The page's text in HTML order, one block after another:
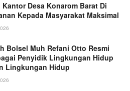
Kantor Desa Konarom Barat Di
Kepada Masyarakat Maksimal
Bolsel Muh Refani Otto Resmi
Penyidik Lingkungan Hidup
Lingkungan Hidup